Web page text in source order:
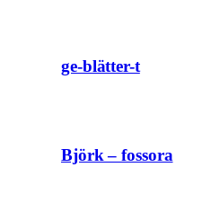
ge-blätter-t
Björk – fossora